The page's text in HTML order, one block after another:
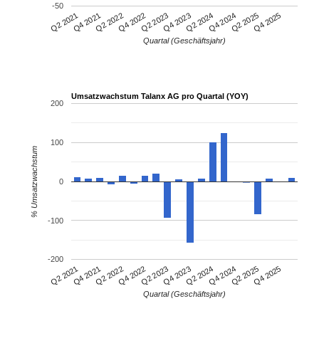
Q2 2021Q4 2021Q2 2022Q4 2022Q2 2023Q4 2023Q2 2024Q4 2024Q2 2025Q4 2025
-50
Quartal (Geschäftsjahr)
Umsatzwachstum Talanx AG pro Quartal (YOY)
Q2 2021Q4 2021Q2 2022Q4 2022Q2 2023Q4 2023Q2 2024Q4 2024Q2 2025Q4 2025
-200
-100
0
100
200
Quartal (Geschäftsjahr)
% Umsatzwachstum